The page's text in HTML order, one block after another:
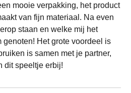
mooie verpakking, het product
van fijn materiaal. Na even
staan en welke mij het
genoten! Het grote voordeel is
is samen met je partner,
dit speeltje erbij!